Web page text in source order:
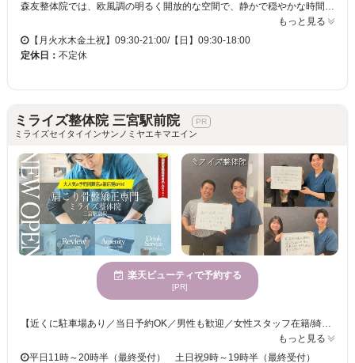
森友整体院では、欧風調の明るく開放的な空間で、静かで穏やかな時間を過ごすことができます。丁寧に施術することを心掛けており、１日６名限定でリラックスした環境を提供しています。身体の歪みやコリを改善することが得意な当院では、自分の体と向き合うことで心身ともにリフレッシュし、元気を取り戻すお手伝いを致します。多様な年齢向けに向けたサービスで、健康への道をサポートします。親しみやすいプライベートサロンの中で、子連れの方も安心してご利用いただけます。また、駐車場も完備しており、アクセスしやすいのも魅力の一つです。自宅でのケアもサポートし、長期的な健康促進を目指します。ぜひ、森友整体院で安らぎのひとときをお過ごしください。
もっと見る
【月火水木金土祝】09:30-21:00/【日】09:30-18:00
定休日： 不定休
ミライズ整体院 三宮駅前院
ミライズセイタイインサンノミヤエキマエイン
楽天ビューティで予約する
[PR]
【近くに駐車場あり／当日予約OK／男性も歓迎／女性スタッフ在籍/綺麗な内装でリラックスしやすい環境づくり◎】 ＼もう悩まない！本気で不調を改善したい方へ／ どこへ行っても改善しなかった「首・肩こり」「頭痛」「腰痛」── ミライズ整体院では【厚生労働省認定の国家資格者】が、原因からしっかり見極めて根本改善をサポートします！ ●ボキボキしない！マッサージだけではないやさしい関節矯正！ 当院独自のオリジナル施術で、痛みの少ない安心の整体を提供◎ ●丁寧なカウンセリング＆半個室のリラックス空間 落ち着いたデザイナーズ空間で、初めての方も安心。 スーツのシワが気になる方にはお着替えもご用意♪ 「どこに行ってもダメだったのに、ここで改善した！」 そんなお声を多数いただいています♪ ◎仕事帰りにも通いやすい立地＆営業時間 ◎アフターケアも充実！リピート多数の実力派整体院 ◎肩こり骨盤矯正専門だから納得のいく説明 つらい不調を根本から見直したい方、ぜひ一度ご体験ください♪
もっと見る
平日11時～20時半（最終受付） 土日祝9時～19時半（最終受付）